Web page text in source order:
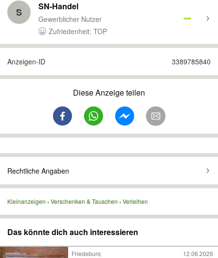
S SN-Handel
Gewerblicher Nutzer
Zufriedenheit: TOP
Anzeigen-ID 3389785840
Diese Anzeige teilen
Rechtliche Angaben
Kleinanzeigen Verschenken & Tauschen Verleihen
Das könnte dich auch interessieren
Friedeburg 12.06.2026